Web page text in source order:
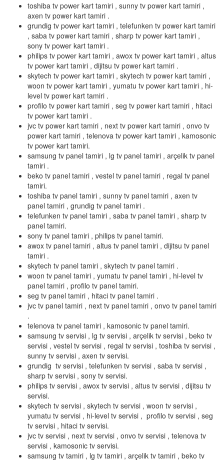
toshiba tv power kart tamiri , sunny tv power kart tamiri ,
axen tv power kart tamiri .
grundig tv power kart tamiri , telefunken tv power kart tamiri
, saba tv power kart tamiri , sharp tv power kart tamiri ,
sony tv power kart tamiri .
philips tv power kart tamiri , awox tv power kart tamiri , altus
tv power kart tamiri , dijitsu tv power kart tamiri .
skytech tv power kart tamiri , skytech tv power kart tamiri ,
woon tv power kart tamiri , yumatu tv power kart tamiri , hi-
level tv power kart tamiri .
profilo tv power kart tamiri , seg tv power kart tamiri , hitaci
tv power kart tamiri .
jvc tv power kart tamiri , next tv power kart tamiri , onvo tv
power kart tamiri , telenova tv power kart tamiri , kamosonic
tv power kart tamiri.
samsung tv panel tamiri , lg tv panel tamiri , arçelik tv panel
tamiri .
beko tv panel tamiri , vestel tv panel tamiri , regal tv panel
tamiri.
toshiba tv panel tamiri , sunny tv panel tamiri , axen tv
panel tamiri , grundig tv panel tamiri .
telefunken tv panel tamiri , saba tv panel tamiri , sharp tv
panel tamiri.
sony tv panel tamiri , philips tv panel tamiri.
awox tv panel tamiri , altus tv panel tamiri , dijitsu tv panel
tamiri .
skytech tv panel tamiri , skytech tv panel tamiri .
woon tv panel tamiri , yumatu tv panel tamiri , hi-level tv
panel tamiri , profilo tv panel tamiri.
seg tv panel tamiri , hitaci tv panel tamiri .
jvc tv panel tamiri , next tv panel tamiri , onvo tv panel tamiri
.
telenova tv panel tamiri , kamosonic tv panel tamiri.
samsung tv servisi , lg tv servisi , arçelik tv servisi , beko tv
servisi , vestel tv servisi , regal tv servisi , toshiba tv servisi ,
sunny tv servisi , axen tv servisi.
grundig tv servisi , telefunken tv servisi , saba tv servisi ,
sharp tv servisi , sony tv servisi.
philips tv servisi , awox tv servisi , altus tv servisi , dijitsu tv
servisi.
skytech tv servisi , skytech tv servisi , woon tv servisi ,
yumatu tv servisi , hi-level tv servisi , profilo tv servisi , seg
tv servisi , hitaci tv servisi.
jvc tv servisi , next tv servisi , onvo tv servisi , telenova tv
servisi , kamosonic tv servisi.
samsung tv tamiri , lg tv tamiri , arçelik tv tamiri , beko tv